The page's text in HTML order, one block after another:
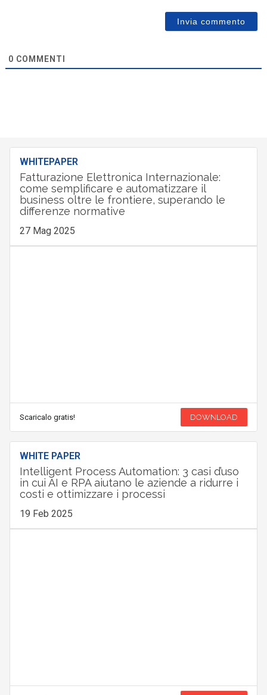
0 COMMENTI
WHITEPAPER
Fatturazione Elettronica Internazionale:
come semplificare e automatizzare il
business oltre le frontiere, superando le
differenze normative
27 Mag 2025
Scaricalo gratis! DOWNLOAD
WHITE PAPER
Intelligent Process Automation: 3 casi d’uso
in cui AI e RPA aiutano le aziende a ridurre i
costi e ottimizzare i processi
19 Feb 2025